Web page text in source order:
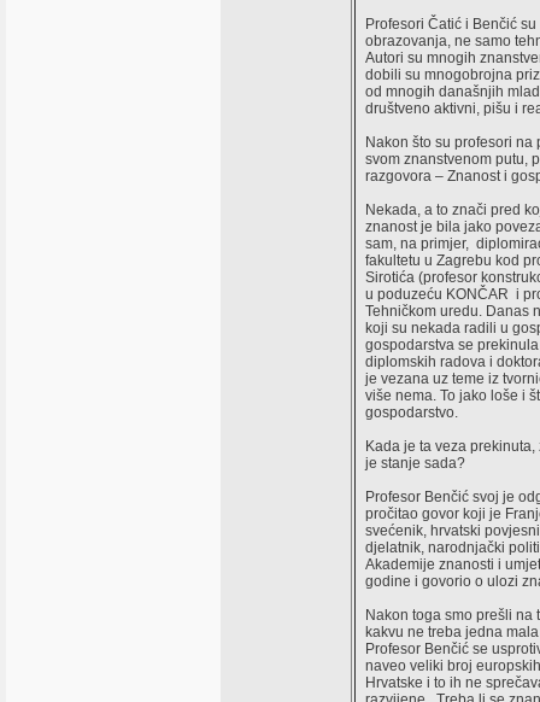
Profesori Čatić i Benčić
obrazovanja, ne samo
Autori su mnogih
dobili su mnogobrojna
od mnogih današnjih
društveno aktivni, pišu i
Nakon što su profesori
svom znanstvenom putu,
razgovora – Znanost i
Nekada, a to znači pred
znanost je bila jako
sam, na primjer,
fakultetu u Zagrebu kod
Sirotića (profesor
u poduzeću KONČAR i
Tehničkom uredu. Danas
koji su nekada radili u
gospodarstva se
diplomskih radova i
je vezana uz teme iz
više nema. To jako loše i
gospodarstvo.
Kada je ta veza
je stanje sada?
Profesor Benčić svoj je
pročitao govor koji je
svećenik, hrvatski
djelatnik, narodnjački
Akademije znanosti i
godine i govorio o ulozi
Nakon toga smo prešli na
kakvu ne treba jedna
Profesor Benčić se
naveo veliki broj
Hrvatske i to ih ne